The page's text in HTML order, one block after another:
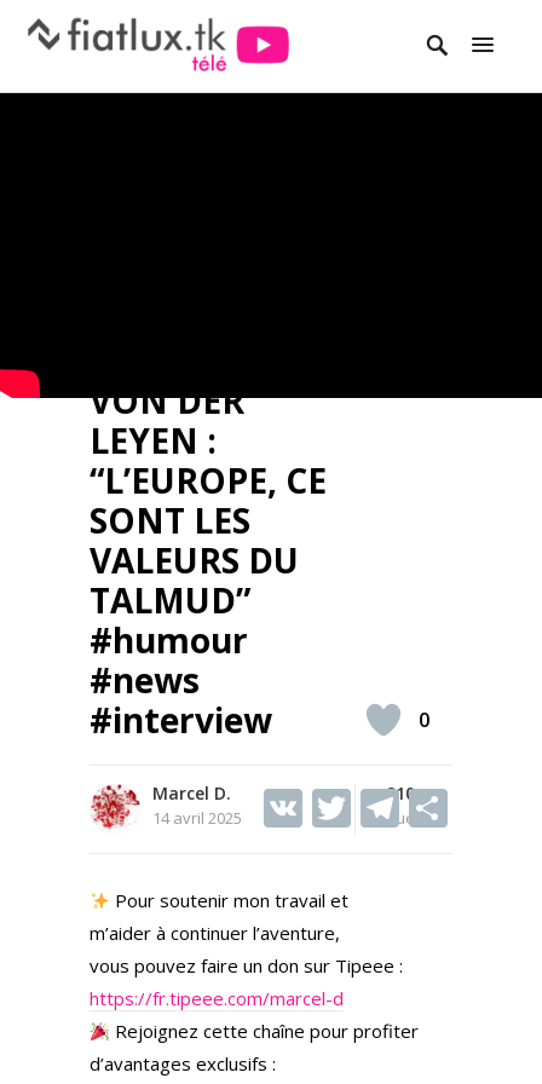
VON DER
LEYEN :
“L’EUROPE, CE
SONT LES
VALEURS DU
TALMUD”
#humour
#news
#interview
Marcel D.
14 avril 2025
210
Vues
V T T
a
0
Pour soutenir mon travail et
m’aider à continuer l’aventure,
vous pouvez faire un don sur Tipeee :
https://fr.tipeee.com/marcel-d
Rejoignez cette chaîne pour profiter
d’avantages exclusifs :